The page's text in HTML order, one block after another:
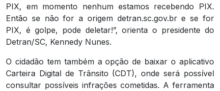
PIX, em momento nenhum estamos recebendo PIX.
Então se não for a origem detran.sc.gov.br e se for
PIX, é golpe, pode deletar!”, orienta o presidente do
Detran/SC, Kennedy Nunes.
O cidadão tem também a opção de baixar o aplicativo
Carteira Digital de Trânsito (CDT), onde será possível
consultar possíveis infrações cometidas. A ferramenta